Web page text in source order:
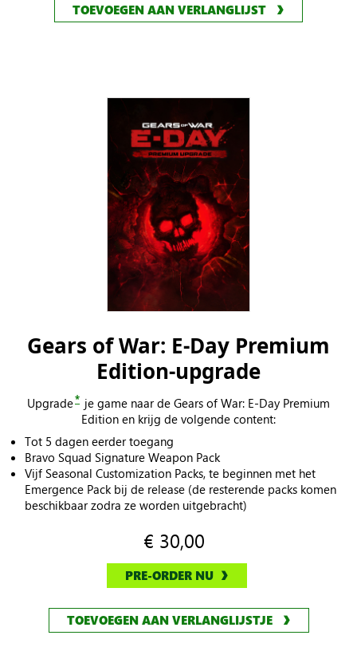
TOEVOEGEN AAN VERLANGLIJST
Gears of War: E-Day Premium
Edition-upgrade
Upgrade* je game naar de Gears of War: E-Day Premium
Edition en krijg de volgende content:
Tot 5 dagen eerder toegang
Bravo Squad Signature Weapon Pack
Vijf Seasonal Customization Packs, te beginnen met het
Emergence Pack bij de release (de resterende packs komen
beschikbaar zodra ze worden uitgebracht)
€ 30,00
PRE-ORDER NU
TOEVOEGEN AAN VERLANGLIJSTJE